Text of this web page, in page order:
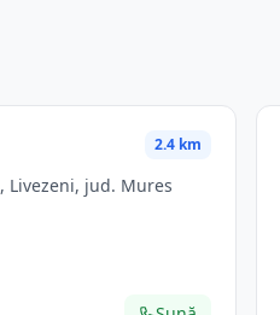
2.4 km
Livezeni, jud. Mures